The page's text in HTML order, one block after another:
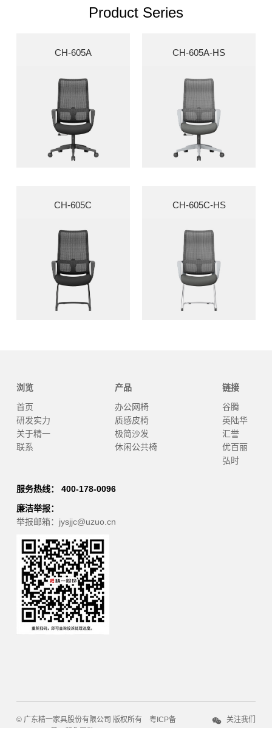
Product Series
CH-605A CH-605A-HS
CH-605C CH-605C-HS
浏览
首页
研发实力
关于精一
联系
产品
办公网椅
质感皮椅
极简沙发
休闲公共椅
链接
谷腾
英陆华
汇誉
优百丽
弘时
服务热线： 400-178-0096
廉洁举报：
举报邮箱：jysjjc@uzuo.cn
© 广东精一家具股份有限公司 版权所有 粤ICP备
关注我们